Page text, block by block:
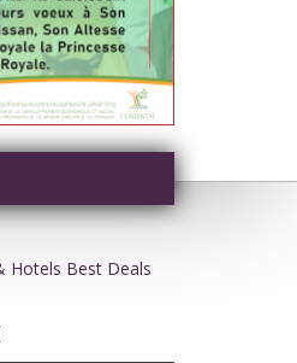
Hotels Best Deals